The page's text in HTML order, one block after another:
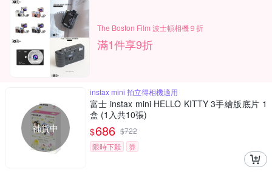
The Boston Film 波士頓相機９折
滿1件享9折
補貨中
instax mini 拍立得相機適用
富士 instax mini HELLO KITTY 3手繪版底片 1
盒 (1入共10張)
$686 $722
限時下殺
券